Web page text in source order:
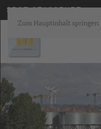
Zum Hauptinhalt springen
SBOT STASSFURT